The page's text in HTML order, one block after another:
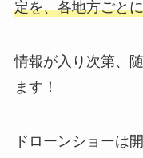
定を、各地方ごと
情報が入り次第、
ます！
ドローンショーは